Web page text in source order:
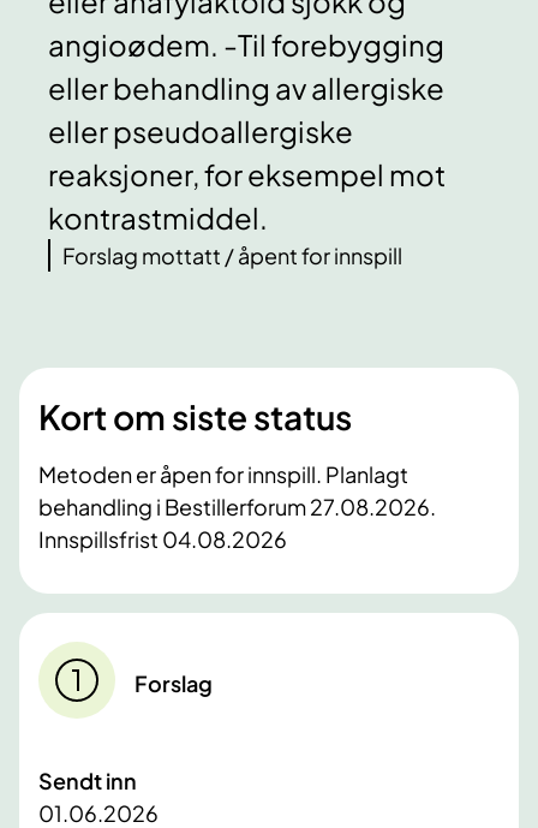
angioødem. -Til forebygging
eller behandling av allergiske
eller pseudoallergiske
reaksjoner, for eksempel mot
kontrastmiddel.
Forslag mottatt / åpent for innspill
Kort om siste status
Metoden er åpen for innspill. Planlagt
behandling i Bestillerforum 27.08.2026.
Innspillsfrist 04.08.2026
Forslag
Sendt inn
01.06.2026